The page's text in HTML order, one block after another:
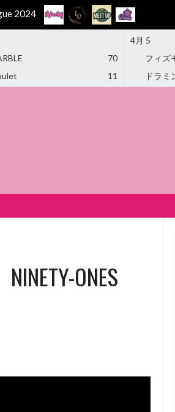
2024
70
11
4月 5
フィズ
ドラミ
NINETY-ONES